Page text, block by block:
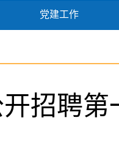
党建工作
开招聘